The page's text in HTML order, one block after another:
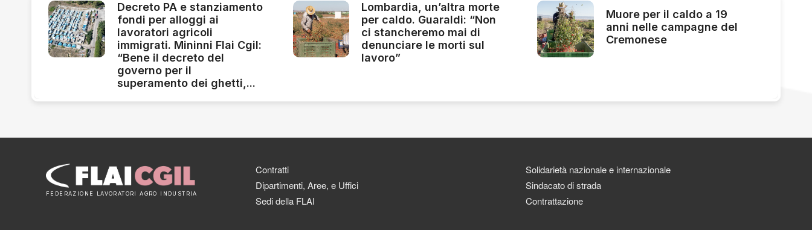
Decreto PA e stanziamento
fondi per alloggi ai
lavoratori agricoli
immigrati. Mininni Flai Cgil:
“Bene il decreto del
governo per il
superamento dei ghetti,...
Lombardia, un’altra morte
per caldo. Guaraldi: “Non
ci stancheremo mai di
denunciare le morti sul
lavoro”
Muore per il caldo a 19
anni nelle campagne del
Cremonese
FEDERAZIONE LAVORATORI AGRO INDUSTRIA
Contratti
Dipartimenti, Aree, e Uffici
Sedi della FLAI
Solidarietà nazionale e internazionale
Sindacato di strada
Contrattazione